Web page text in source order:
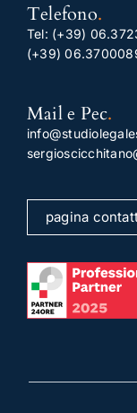
Telefono.
Tel: (+39)
(+39)
Mail e Pec.
pagina